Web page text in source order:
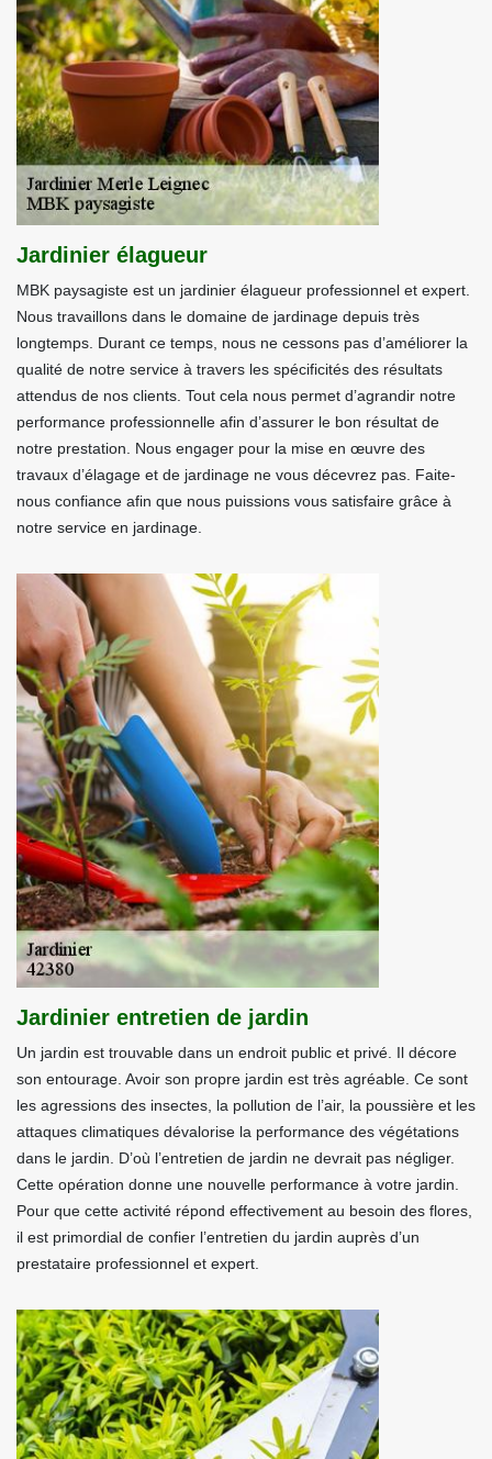
Jardinier élagueur
MBK paysagiste est un jardinier élagueur professionnel et expert.
Nous travaillons dans le domaine de jardinage depuis très
longtemps. Durant ce temps, nous ne cessons pas d’améliorer la
qualité de notre service à travers les spécificités des résultats
attendus de nos clients. Tout cela nous permet d’agrandir notre
performance professionnelle afin d’assurer le bon résultat de
notre prestation. Nous engager pour la mise en œuvre des
travaux d’élagage et de jardinage ne vous décevrez pas. Faite-
nous confiance afin que nous puissions vous satisfaire grâce à
notre service en jardinage.
Jardinier entretien de jardin
Un jardin est trouvable dans un endroit public et privé. Il décore
son entourage. Avoir son propre jardin est très agréable. Ce sont
les agressions des insectes, la pollution de l’air, la poussière et les
attaques climatiques dévalorise la performance des végétations
dans le jardin. D’où l’entretien de jardin ne devrait pas négliger.
Cette opération donne une nouvelle performance à votre jardin.
Pour que cette activité répond effectivement au besoin des flores,
il est primordial de confier l’entretien du jardin auprès d’un
prestataire professionnel et expert.